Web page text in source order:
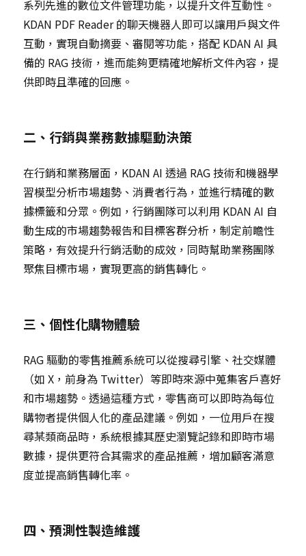
系列先進的數位文件管理功能，以提升文件互動性。
KDAN PDF Reader 的聊天機器人即可以讓用戶與文件
互動，實現自動摘要、審閱等功能，搭配 KDAN AI 具
備的 RAG 技術，進而能夠更精確地解析文件內容，提
供即時且準確的回應。
二、行銷與業務數據驅動決策
在行銷和業務層面，KDAN AI 透過 RAG 技術和機器學
習模型分析市場趨勢、消費者行為，並進行精確的數
據標籤和分眾。例如，行銷團隊可以利用 KDAN AI 自
動生成的市場趨勢報告和目標客群分析，制定前瞻性
策略，有效提升行銷活動的成效，同時幫助業務團隊
聚焦目標市場，實現更高的銷售轉化。
三、個性化購物體驗
RAG 驅動的零售推薦系統可以從搜尋引擎、社交媒體
（如 X，前身為 Twitter）等即時來源中蒐集客戶喜好
和市場趨勢。透過這種方式，零售商可以即時為每位
購物者提供個人化的產品建議。例如，一位用戶在搜
尋某類商品時，系統根據其歷史瀏覽記錄和即時市場
數據，提供更符合其需求的產品推薦，增加顧客滿意
度並提高銷售轉化率。
四、預測性製造維護